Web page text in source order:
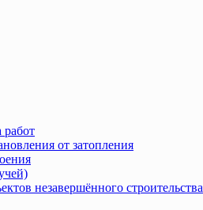
работ
от затопления
незавершённого строительства